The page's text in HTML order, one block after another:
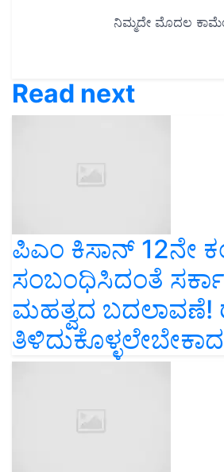
Read next
ಪಿಎಂ ಕಿಸಾನ್‌ 12ನೇ
ಸಂಬಂಧಿಸಿದಂತೆ
ಮಹತ್ವದ ಬದಲಾವಣೆ!